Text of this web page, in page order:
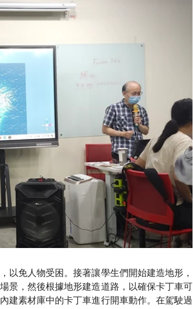
以免人物受困。接著讓學生們開始建造地形，
景，然後根據地形建造道路，以確保卡丁車可
建素材庫中的卡丁車進行開車動作。在駕駛過